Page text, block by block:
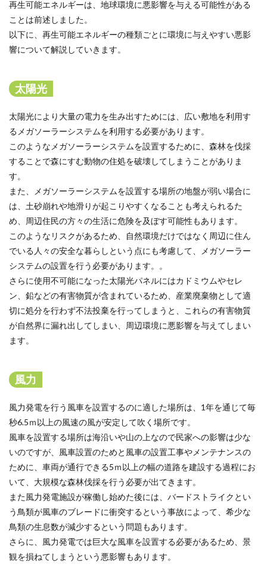
再生可能エネルギーは、地球環境に悪影響を与える可能性がある
ことは前述しました。
以下に、再生可能エネルギーの種類ごとに環境に与えやすい悪影
響について解説していきます。
太陽光
太陽光により大量の電力を生み出すためには、広い敷地を利用す
るメガソーラーシステムを利用する必要があります。
このようなメガソーラーシステムを設置するために、森林を伐採
することで森にすむ動物の住処を破壊してしまうことがありま
す。
また、メガソーラーシステムを設置する場所の地盤が弱い場合に
は、土砂崩れや地滑りが起こりやすくなることも考えられるた
め、周辺住民の方々の生活に危険を及ぼす可能性もあります。
このようなリスクがあるため、自然環境だけではなく周辺に住ん
でいる人々の安全な暮らしという点にも考慮して、メガソーラー
システムの設置を行う必要があります。。
さらに使用不可能になった太陽光パネルにはカドミウムやセレ
ン、鉛などの有害物質が含まれているため、産業廃棄物として適
切に処分を行わず不法投棄を行ってしまうと、これらの有害物質
が自然界に漏れ出してしまい、周辺環境に悪影響を与えてしまい
ます。
風力
風力発電を行う風車を設置するのに適した場所は、1年を通じて毎
秒6.5ｍ以上の風速の風が安定して吹く場所です。
風車を設置する場所は海沿いや山の上なので民家への影響は少な
いのですが、風車設置のためと風車の設置工事やメンテナンスの
ために、車両が通行できる5ｍ以上の幅の道路を建設する過程にお
いて、大規模な森林伐採を行う必要が出てきます。
また風力発電施設が稼働し始めた後には、バードストライクとい
う鳥類が風車のブレードに衝突するという事故によって、希少な
鳥類の生息数が減少するという問題もあります。
さらに、風力発電では巨大な風車を設置する必要があるため、景
観を損ねてしまうという悪影響もあります。